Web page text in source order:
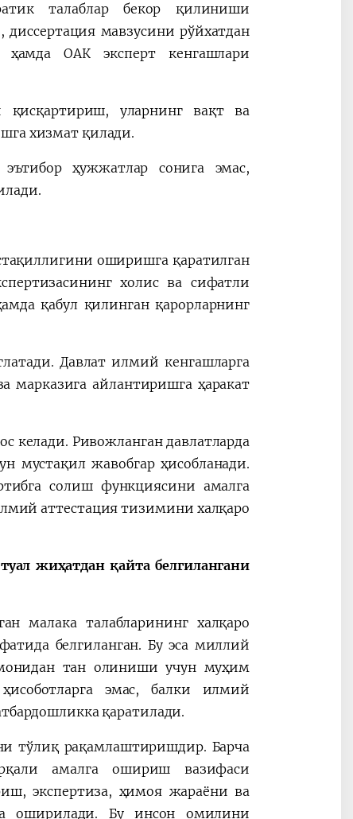
талаблар бекор қилиниши
мавзусини рўйхатдан
ОАК эксперт кенгашлари
қисқартириш, уларнинг вақт ва
хизмат қилади.
ҳужжатлар сонига эмас,
оширишга қаратилган
холис ва сифатли
қабул қилинган қарорларнинг
Давлат илмий кенгашларга
марказига айлантиришга ҳаракат
келади. Ривожланган давлатларда
мустақил жавобгар ҳисобланади.
солиш функциясини амалга
аттестация тизимини халқаро
жиҳатдан қайта белгилангани
малака талабларининг халқаро
белгиланган. Бу эса миллий
тан олиниши учун муҳим
эмас, балки илмий
қаратилади.
тўлиқ рақамлаштиришдир. Барча
амалга ошириш вазифаси
экспертиза, ҳимоя жараёни ва
оширилади. Бу инсон омилини